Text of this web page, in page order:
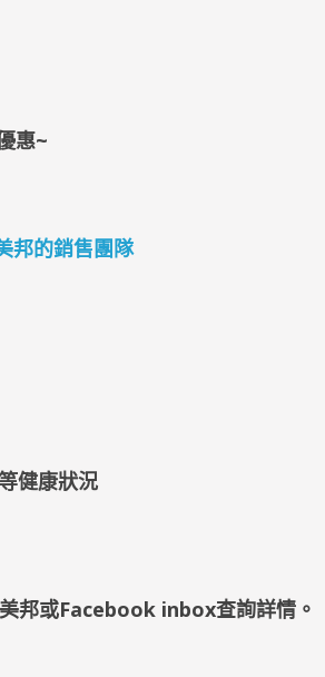
惠~
邦的銷售團隊
健康狀況
邦或Facebook inbox查詢詳情。